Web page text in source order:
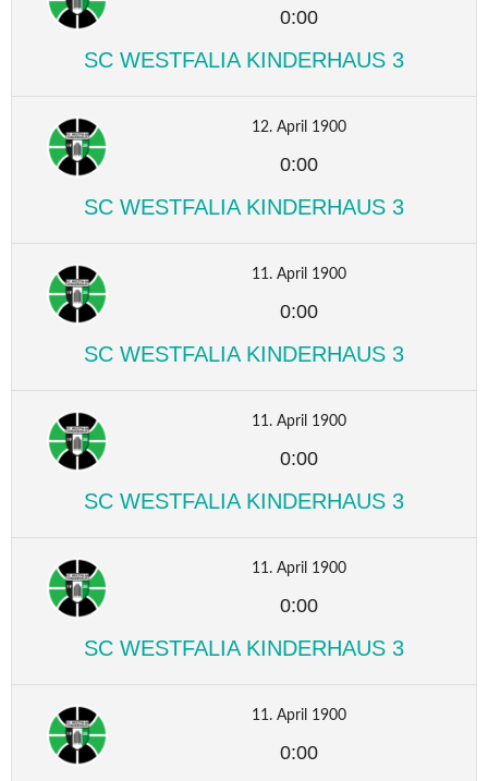
0:00
SC WESTFALIA KINDERHAUS 3
12. April 1900
0:00
SC WESTFALIA KINDERHAUS 3
11. April 1900
0:00
SC WESTFALIA KINDERHAUS 3
11. April 1900
0:00
SC WESTFALIA KINDERHAUS 3
11. April 1900
0:00
SC WESTFALIA KINDERHAUS 3
11. April 1900
0:00